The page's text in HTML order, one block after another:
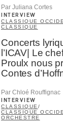
Par Juliana Cortes
INTERVIEW
CLASSIQUE
CLASSIQUE
Concerts
l’ICAV| Le
Proulx nous
Contes
Par Chloé Rouffignac
INTERVIEW
CLASSIQUE /
CLASSIQUE
ORCHESTRE